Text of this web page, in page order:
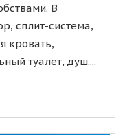
В
сплит-система,
кровать,
туалет, душ....